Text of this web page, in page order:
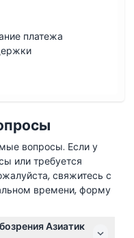
платежа
вопросы. Если у
или требуется
свяжитесь с
времени, форму
Азиатик